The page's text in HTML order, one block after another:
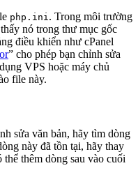
php.ini. Trong môi trường
nó trong thư mục gốc
điều khiển như cPanel
” cho phép bạn chỉnh sửa
VPS hoặc máy chủ
file này.
sửa văn bản, hãy tìm dòng
này đã tồn tại, hãy thay
thêm dòng sau vào cuối